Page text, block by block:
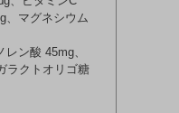
、マグネシウム
ン酸 45mg、
ラクトオリゴ糖